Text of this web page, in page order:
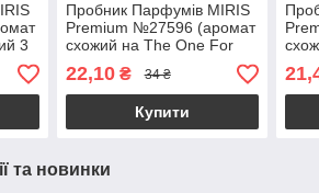
3
Пробник Парфумів MIRIS
Premium №27596 (аромат
схожий на The One For
Men) Чоловічий 3 ml
22,10₴ 34 ₴
Купити
та новинки